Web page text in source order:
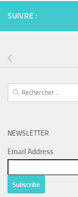
SUIVRE :
Rechercher :
NEWSLETTER
Email Address